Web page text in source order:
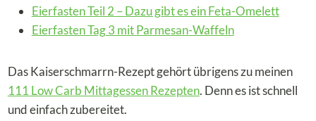
Eierfasten Teil 2 – Dazu gibt es ein Feta-Omelett
Eierfasten Tag 3 mit Parmesan-Waffeln
Das Kaiserschmarrn-Rezept gehört übrigens zu meinen
111 Low Carb Mittagessen Rezepten. Denn es ist schnell
und einfach zubereitet.